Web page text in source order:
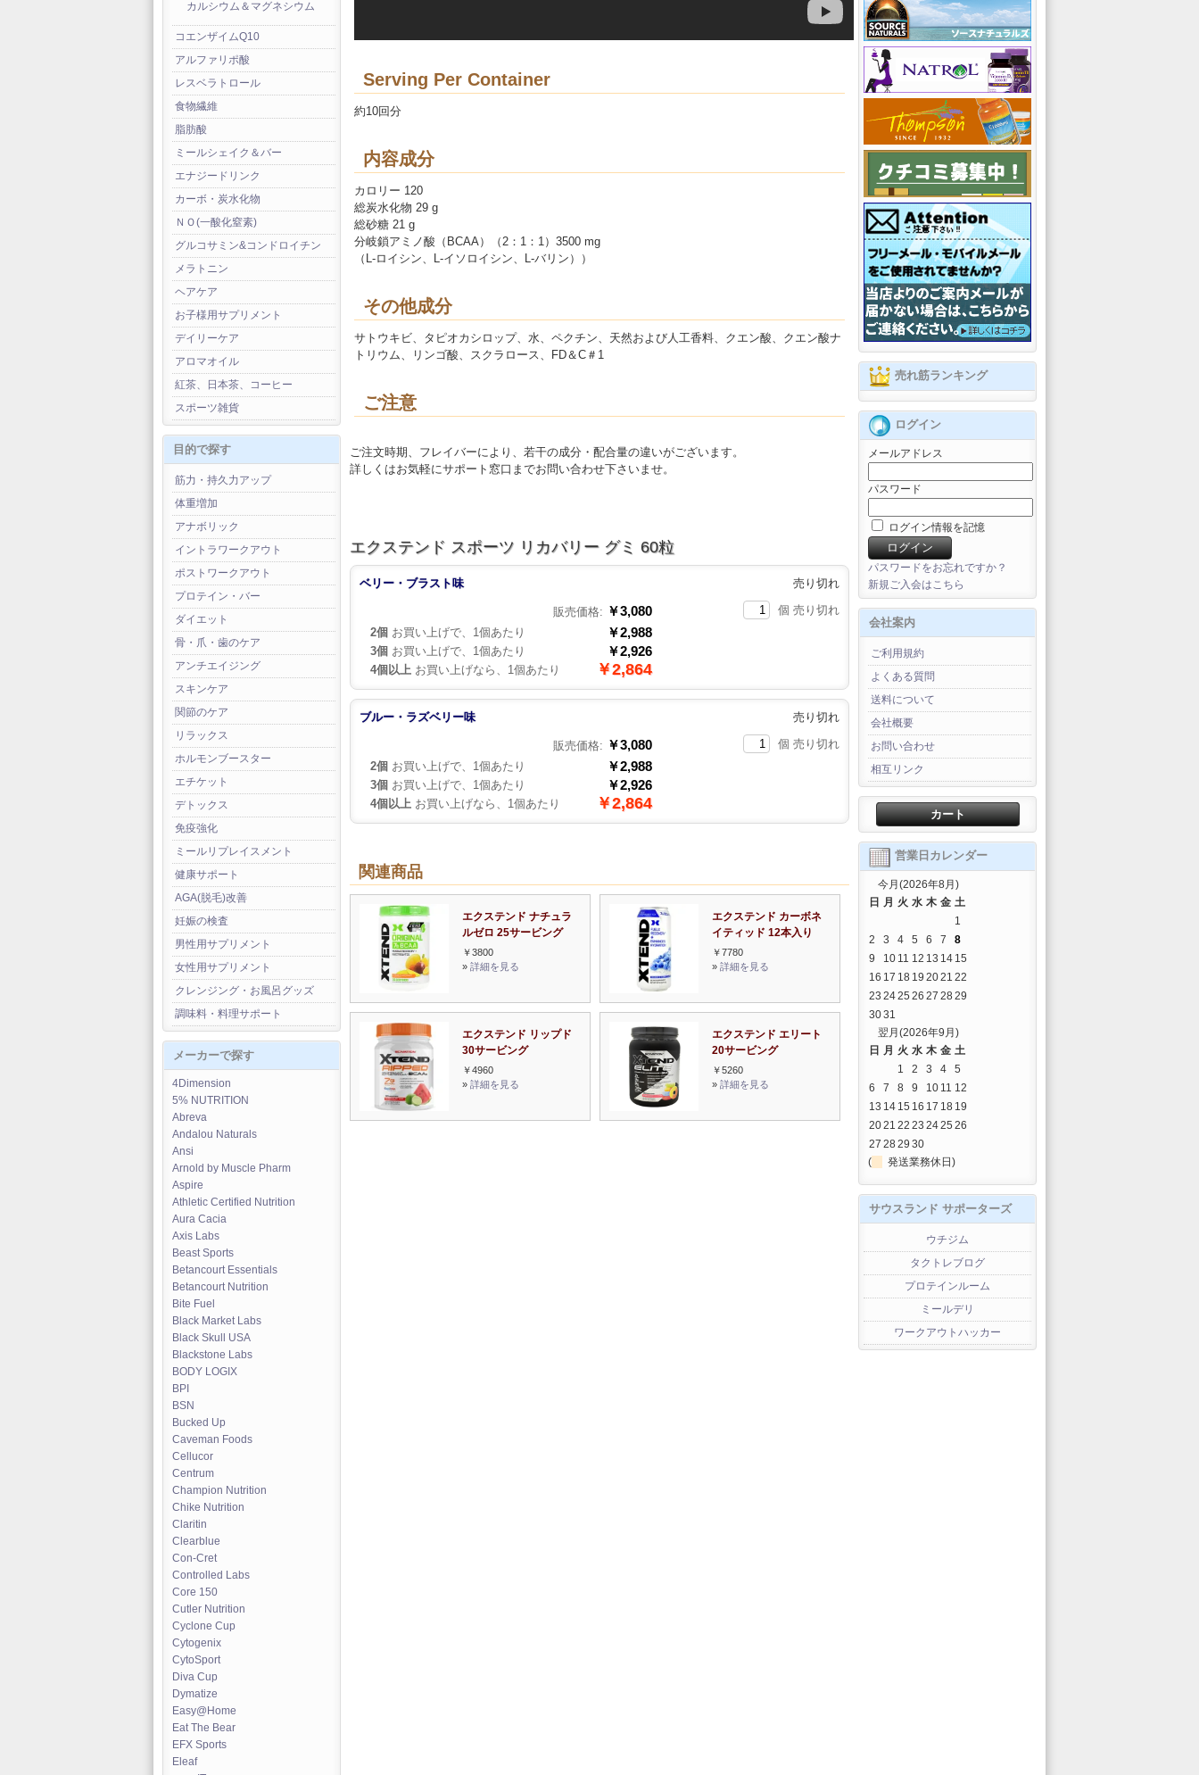
カルシウム＆マグネシウム
コエンザイムQ10
アルファリポ酸
レスベラトロール
食物繊維
脂肪酸
ミールシェイク＆バー
エナジードリンク
カーボ・炭水化物
ＮＯ(一酸化窒素)
グルコサミン&コンドロイチン
メラトニン
ヘアケア
お子様用サプリメント
デイリーケア
アロマオイル
紅茶、日本茶、コーヒー
スポーツ雑貨
目的で探す
筋力・持久力アップ
体重増加
アナボリック
イントラワークアウト
ポストワークアウト
プロテイン・バー
ダイエット
骨・爪・歯のケア
アンチエイジング
スキンケア
関節のケア
リラックス
ホルモンブースター
エチケット
デトックス
免疫強化
ミールリプレイスメント
健康サポート
AGA(脱毛)改善
妊娠の検査
男性用サプリメント
女性用サプリメント
クレンジング・お風呂グッズ
調味料・料理サポート
メーカーで探す
4Dimension
5% NUTRITION
Abreva
Andalou Naturals
Ansi
Arnold by Muscle Pharm
Aspire
Athletic Certified Nutrition
Aura Cacia
Axis Labs
Beast Sports
Betancourt Essentials
Betancourt Nutrition
Bite Fuel
Black Market Labs
Black Skull USA
Blackstone Labs
BODY LOGIX
BPI
BSN
Bucked Up
Caveman Foods
Cellucor
Centrum
Champion Nutrition
Chike Nutrition
Claritin
Clearblue
Con-Cret
Controlled Labs
Core 150
Cutler Nutrition
Cyclone Cup
Cytogenix
CytoSport
Diva Cup
Dymatize
Easy@Home
Eat The Bear
EFX Sports
Eleaf
Serving Per Container
約10回分
内容成分
カロリー 120
総炭水化物 29 g
総砂糖 21 g
分岐鎖アミノ酸（BCAA）（2：1：1）3500 mg
（L-ロイシン、L-イソロイシン、L-バリン））
その他成分
サトウキビ、タピオカシロップ、水、ペクチン、天然および人工香料、クエン酸、クエン酸ナ
トリウム、リンゴ酸、スクラロース、FD＆C＃1
ご注意
ご注文時期、フレイバーにより、若干の成分・配合量の違いがございます。
詳しくはお気軽にサポート窓口までお問い合わせ下さいませ。
エクステンド スポーツ リカバリー グミ 60粒
ベリー・ブラスト味 売り切れ
販売価格: ￥3,080
2個 お買い上げで、1個あたり ￥2,988
3個 お買い上げで、1個あたり ￥2,926
4個以上 お買い上げなら、1個あたり ￥2,864
個 売り切れ
ブルー・ラズベリー味 売り切れ
販売価格: ￥3,080
2個 お買い上げで、1個あたり ￥2,988
3個 お買い上げで、1個あたり ￥2,926
4個以上 お買い上げなら、1個あたり ￥2,864
個 売り切れ
関連商品
エクステンド ナチュラ
ルゼロ 25サービング
￥3800
» 詳細を見る
エクステンド カーボネ
イティッド 12本入り
￥7780
» 詳細を見る
エクステンド リップド
30サービング
￥4960
» 詳細を見る
エクステンド エリート
20サービング
￥5260
» 詳細を見る
売れ筋ランキング
ログイン
メールアドレス
パスワード
ログイン情報を記憶
パスワードをお忘れですか？
新規ご入会はこちら
会社案内
ご利用規約
よくある質問
送料について
会社概要
お問い合わせ
相互リンク
カート
営業日カレンダー
今月(2026年8月)
日 月 火 水 木 金 土
1
2
3 4 5 6 7
8
9
10 11 12 13 14 15
16 17 18 19 2021 22
23 2425 26 27 2829
3031
翌月(2026年9月)
日 月 火 水 木 金 土
1
2 3 4
5
6
7 8 9 10 11 12
13 14 15 16 17 18 19
2021 22 23 2425 26
27 2829 30
(
発送業務休日)
サウスランド サポーターズ
ウチジム
タクトレブログ
プロテインルーム
ミールデリ
ワークアウトハッカー